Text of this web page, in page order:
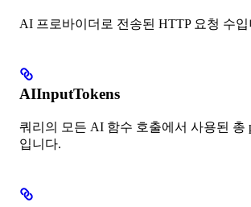
AI 프로바이더로 전송된 HTTP 요청 수입
AIInputTokens
쿼리의 모든 AI 함수 호출에서 사용된 총
입니다.